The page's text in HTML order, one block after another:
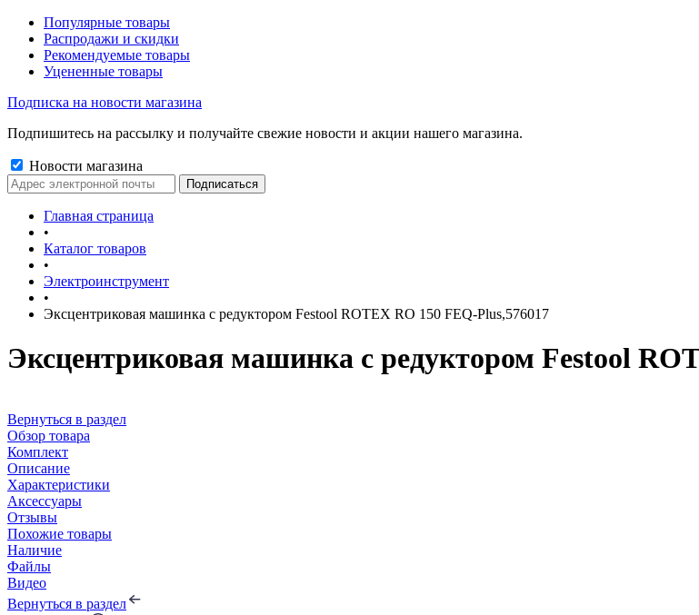
Популярные товары
Распродажи и скидки
Рекомендуемые товары
Уцененные товары
Подписка на новости магазина
Подпишитесь на рассылку и получайте свежие новости и акции нашего магазина.
Новости магазина
Главная страница
•
Каталог товаров
•
Электроинструмент
•
Эксцентриковая машинка с редуктором Festool ROTEX RO 150 FEQ-Plus,576017
Эксцентриковая машинка с редуктором Festool
Вернуться в раздел
Обзор товара
Комплект
Описание
Характеристики
Аксессуары
Отзывы
Похожие товары
Наличие
Файлы
Видео
Вернуться в раздел